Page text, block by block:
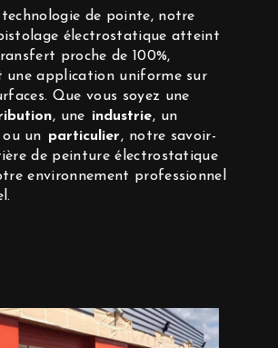
technologie de pointe, notre
électrostatique atteint
proche de 100%,
une application uniforme sur
Que vous soyez une
, une industrie, un
ou un particulier, notre savoir-
de peinture électrostatique
environnement professionnel